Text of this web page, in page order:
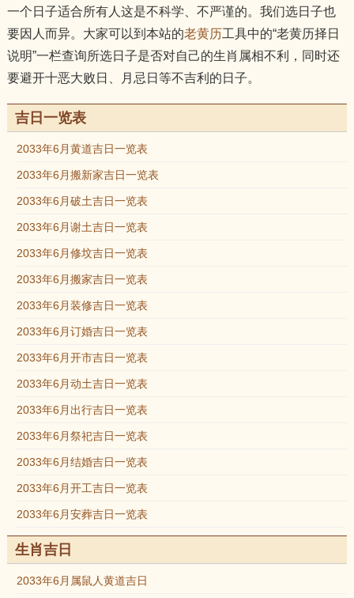
一个日子适合所有人这是不科学、不严谨的。我们选日子也
要因人而异。大家可以到本站的老黄历工具中的“老黄历择日
说明”一栏查询所选日子是否对自己的生肖属相不利，同时还
要避开十恶大败日、月忌日等不吉利的日子。
吉日一览表
2033年6月黄道吉日一览表
2033年6月搬新家吉日一览表
2033年6月破土吉日一览表
2033年6月谢土吉日一览表
2033年6月修坟吉日一览表
2033年6月搬家吉日一览表
2033年6月装修吉日一览表
2033年6月订婚吉日一览表
2033年6月开市吉日一览表
2033年6月动土吉日一览表
2033年6月出行吉日一览表
2033年6月祭祀吉日一览表
2033年6月结婚吉日一览表
2033年6月开工吉日一览表
2033年6月安葬吉日一览表
生肖吉日
2033年6月属鼠人黄道吉日